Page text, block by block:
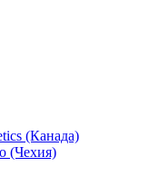
(Канада)
(Чехия)